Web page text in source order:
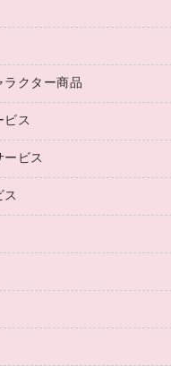
Ｄ
モニター
品・飲料
タント
ティ飲料
ーヒー
ガー
ク
カー・備品
コーヒー
ラクター商品
ャラクター商品
ビス
ービス
印）作成サービス
ーサイズ印）作成サービス
ービス
タンプ作成サービス
タンプ作成サービス
ス
ビス
ダー（共配）
ンター
ィルム
チン・調理家電
機器